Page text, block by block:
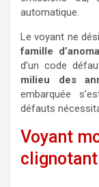
automatique.
Le voyant ne
famille
d’un code
milieu des
embarquée
défauts
Voyant